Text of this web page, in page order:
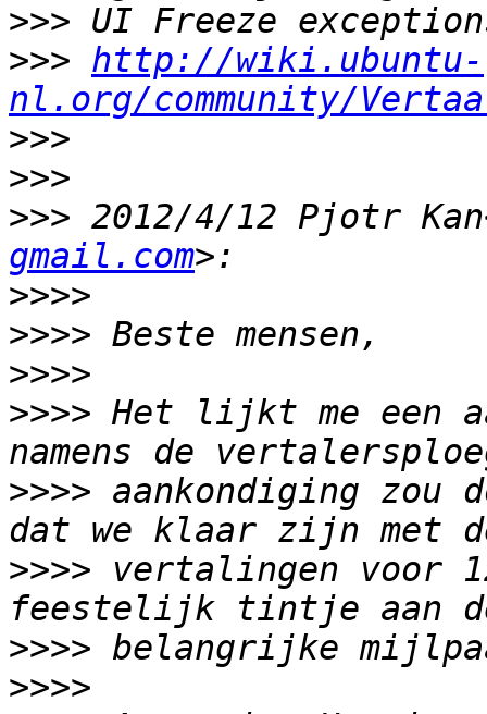
>>>
>>> http://wiki.ubuntu-
nl.org/community/
>>>
>>>
>>> 2012/4/12 Pjotr
gmail.com
>>>>
>>>>
>>>>
>>>> Het lijkt me een
>>>> aankondiging zou
>>>> vertalingen voor
>>>>
>>>>